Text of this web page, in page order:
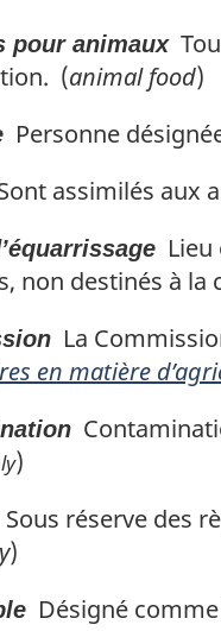
pour animaux
(animal food)
Personne
assimilés aux
non destinés à
La
en matière
)
réserve des
)
Désigné